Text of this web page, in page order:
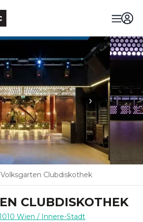
›
Volksgarten Clubdiskothek
CLUBDISKOTHEK
Wien / Innere-Stadt